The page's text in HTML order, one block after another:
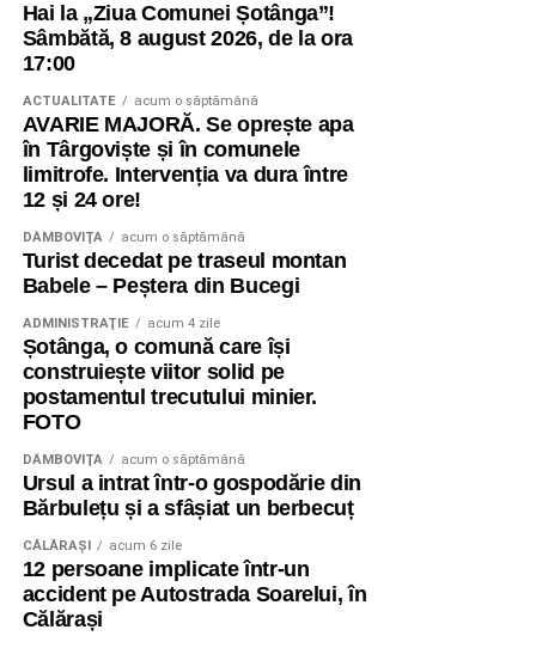
Hai la „Ziua Comunei Șotânga”!
Sâmbătă, 8 august 2026, de la ora
17:00
ACTUALITATE acum o săptămână
AVARIE MAJORĂ. Se oprește apa
în Târgoviște și în comunele
limitrofe. Intervenția va dura între
12 și 24 ore!
DÂMBOVIŢA acum o săptămână
Turist decedat pe traseul montan
Babele – Peștera din Bucegi
ADMINISTRAŢIE acum 4 zile
Șotânga, o comună care își
construiește viitor solid pe
postamentul trecutului minier.
FOTO
DÂMBOVIŢA acum o săptămână
Ursul a intrat într-o gospodărie din
Bărbulețu și a sfâșiat un berbecuț
CĂLĂRAŞI acum 6 zile
12 persoane implicate într-un
accident pe Autostrada Soarelui, în
Călărași